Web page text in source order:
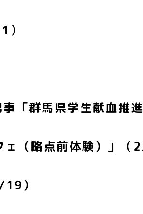
「群馬県学生献血推
ェ（略点前体験）」（
）